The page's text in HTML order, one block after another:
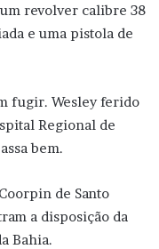
revolver calibre 38
e uma pistola de
fugir. Wesley ferido
Regional de
bem.
de Santo
a disposição da
Bahia.